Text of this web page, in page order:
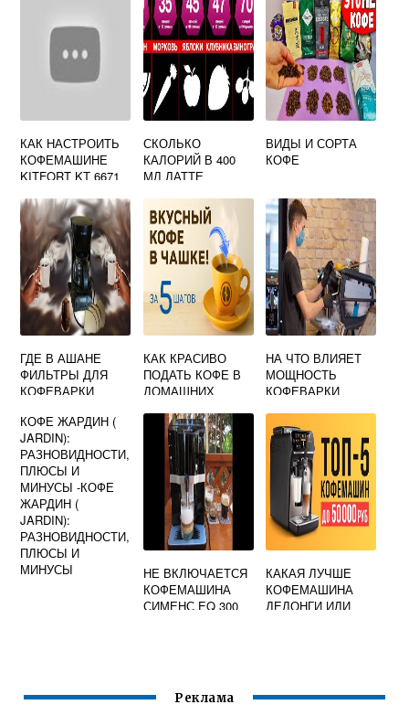
КАК НАСТРОИТЬ
КОФЕМАШИНЕ
KITFORT KT 6671
СКОЛЬКО
КАЛОРИЙ В 400
МЛ ЛАТТЕ
ВИДЫ И СОРТА
КОФЕ
ГДЕ В АШАНЕ
ФИЛЬТРЫ ДЛЯ
КОФЕВАРКИ
КАК КРАСИВО
ПОДАТЬ КОФЕ В
ДОМАШНИХ
НА ЧТО ВЛИЯЕТ
МОЩНОСТЬ
КОФЕВАРКИ
КОФЕ ЖАРДИН (
JARDIN):
РАЗНОВИДНОСТИ,
ПЛЮСЫ И
МИНУСЫ -КОФЕ
ЖАРДИН (
JARDIN):
РАЗНОВИДНОСТИ,
ПЛЮСЫ И
МИНУСЫ
НЕ ВКЛЮЧАЕТСЯ
КОФЕМАШИНА
СИМЕНС EQ 300
КАКАЯ ЛУЧШЕ
КОФЕМАШИНА
ДЕЛОНГИ ИЛИ
Реклама